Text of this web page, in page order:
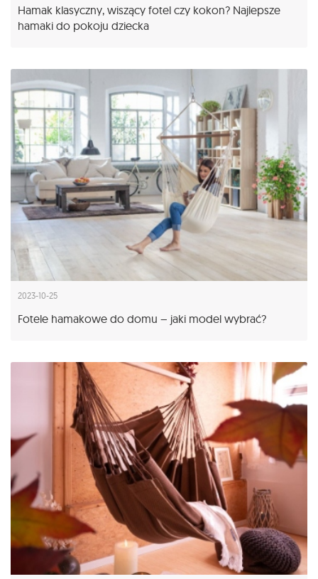
Hamak klasyczny, wiszący fotel czy kokon? Najlepsze
hamaki do pokoju dziecka
2023-10-25
Fotele hamakowe do domu – jaki model wybrać?